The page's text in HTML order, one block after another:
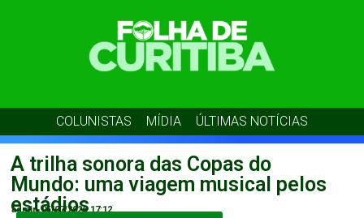
COLUNISTAS MÍDIA ÚLTIMAS NOTÍCIAS
A trilha sonora das Copas do
Mundo: uma viagem musical pelos
estádios
admin 05/07/2026 17:12